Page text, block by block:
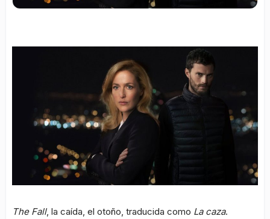
The Fall, la caída, el otoño, traducida como La caza.